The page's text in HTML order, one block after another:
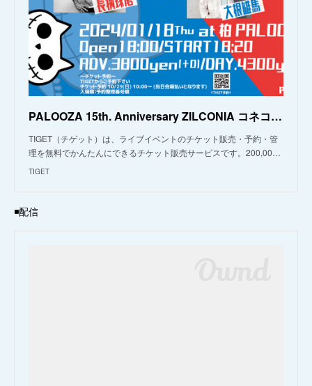
PALOOZA 15th. Anniversary ZILCONIA コネコレロック 柏編 DAY.2
TIGET（チゲット）は、ライブイベントのチケット販売・予約・管
理を無料でかんたんにできるチケット販売サービスです。200,00…
TIGET
◾️配信